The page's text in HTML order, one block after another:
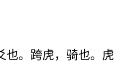
也。跨虎，骑也。虎